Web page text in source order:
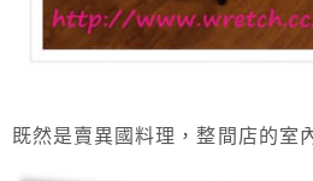
既然是賣異國料理，整間店的室